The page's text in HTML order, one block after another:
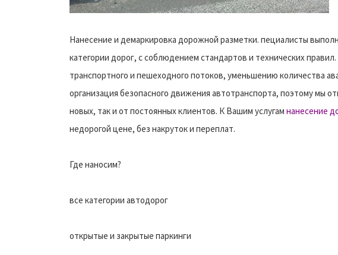
Нанесение и демаркировка дорожной разметки. пециалисты
категории дорог, с соблюдением стандартов и технических
транспортного и пешеходного потоков, уменьшению количества
организация безопасного движения автотранспорта, поэтому мы
новых, так и от постоянных клиентов. К Вашим услугам нанесение
недорогой цене, без накруток и переплат.
Где наносим?
все категории автодорог
открытые и закрытые паркинги